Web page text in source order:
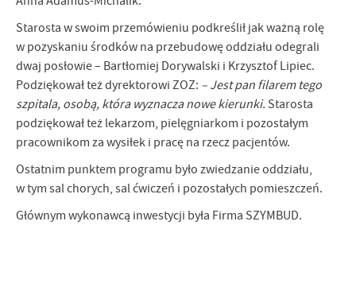
Starosta w swoim przemówieniu podkreślił jak ważną rolę
w pozyskaniu środków na przebudowę oddziału odegrali
dwaj posłowie – Bartłomiej Dorywalski i Krzysztof Lipiec.
Podziękował też dyrektorowi ZOZ: – Jest pan filarem tego
szpitala, osobą, która wyznacza nowe kierunki. Starosta
podziękował też lekarzom, pielęgniarkom i pozostałym
pracownikom za wysiłek i pracę na rzecz pacjentów.
Ostatnim punktem programu było zwiedzanie oddziału,
w tym sal chorych, sal ćwiczeń i pozostałych pomieszczeń.
Głównym wykonawcą inwestycji była Firma SZYMBUD.